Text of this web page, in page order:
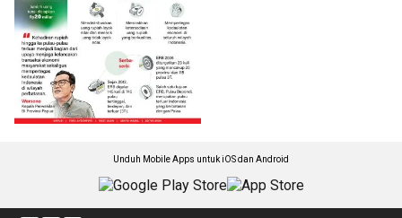
Unduh Mobile Apps untuk iOS dan Android